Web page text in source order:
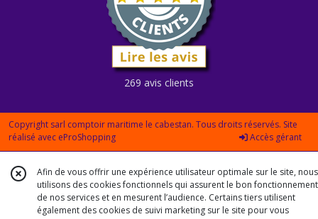
269 avis clients
Copyright sarl comptoir maritime le cabestan. Tous droits réservés. Site
réalisé avec eProShopping Accès gérant
Afin de vous offrir une expérience utilisateur optimale sur le site, nous
utilisons des cookies fonctionnels qui assurent le bon fonctionnement
de nos services et en mesurent l’audience. Certains tiers utilisent
également des cookies de suivi marketing sur le site pour vous